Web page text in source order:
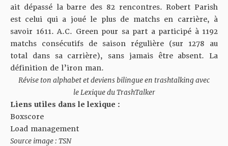
ait dépassé la barre des 82 rencontres. Robert Parish
est celui qui a joué le plus de matchs en carrière, à
savoir 1611. A.C. Green pour sa part a participé à 1192
matchs consécutifs de saison régulière (sur 1278 au
total dans sa carrière), sans jamais être absent. La
définition de l’iron man.
Révise ton alphabet et deviens bilingue en trashtalking avec
le Lexique du TrashTalker
Liens utiles dans le lexique :
Boxscore
Load management
Source image : TSN